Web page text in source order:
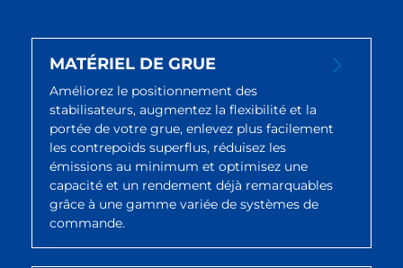
MATÉRIEL DE GRUE
Améliorez le positionnement des
stabilisateurs, augmentez la flexibilité et la
portée de votre grue, enlevez plus facilement
les contrepoids superflus, réduisez les
émissions au minimum et optimisez une
capacité et un rendement déjà remarquables
grâce à une gamme variée de systèmes de
commande.